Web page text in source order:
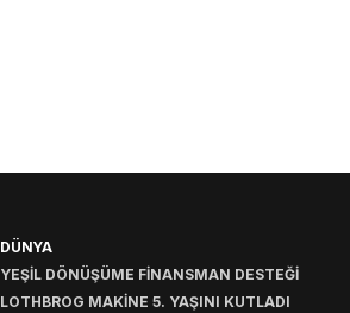
DÜNYA
YEŞİL DÖNÜŞÜME FİNANSMAN DESTEĞİ
LOTHBROG MAKİNE 5. YAŞINI KUTLADI